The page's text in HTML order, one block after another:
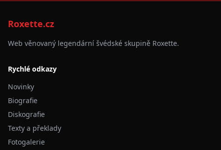
Roxette.cz
Web věnovaný legendární švédské skupině Roxette.
Rychlé odkazy
Novinky
Biografie
Diskografie
Texty a překlady
Fotogalerie